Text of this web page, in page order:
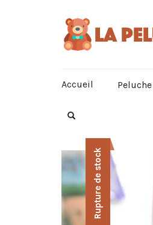
Accueil Peluche
Rupture de stock